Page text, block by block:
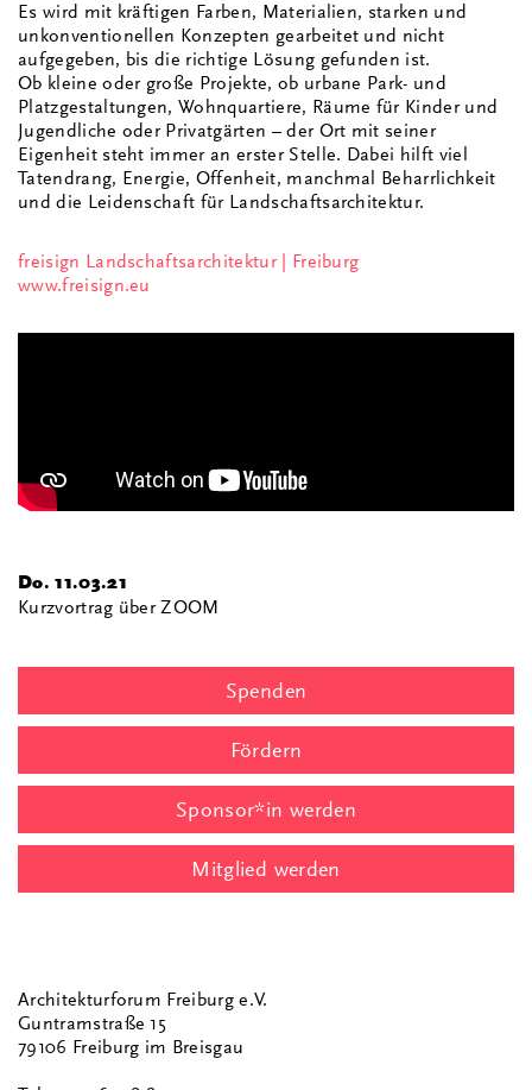
Es wird mit kräftigen Farben, Materialien, starken und
unkonventionellen Konzepten gearbeitet und nicht
aufgegeben, bis die richtige Lösung gefunden ist.
Ob kleine oder große Projekte, ob urbane Park- und
Platzgestaltungen, Wohnquartiere, Räume für Kinder und
Jugendliche oder Privatgärten – der Ort mit seiner
Eigenheit steht immer an erster Stelle. Dabei hilft viel
Tatendrang, Energie, Offenheit, manchmal Beharrlichkeit
und die Leidenschaft für Landschaftsarchitektur.
freisign Landschaftsarchitektur | Freiburg
www.freisign.eu
Do. 11.03.21
Kurzvortrag über ZOOM
Spenden
Fördern
Sponsor*in werden
Mitglied werden
Architekturforum Freiburg e.V.
Guntramstraße 15
79106 Freiburg im Breisgau